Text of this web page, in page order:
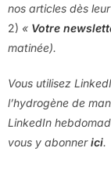
nos articles dès
2) « Votre
matinée).
Vous utilisez
l’hydrogène de
LinkedIn
vous y abonnerici.